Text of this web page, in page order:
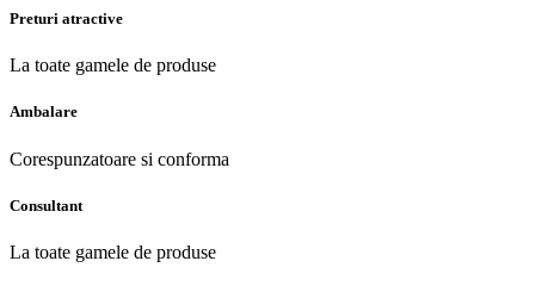
Preturi atractive
La toate gamele de produse
Ambalare
Corespunzatoare si conforma
Consultant
La toate gamele de produse